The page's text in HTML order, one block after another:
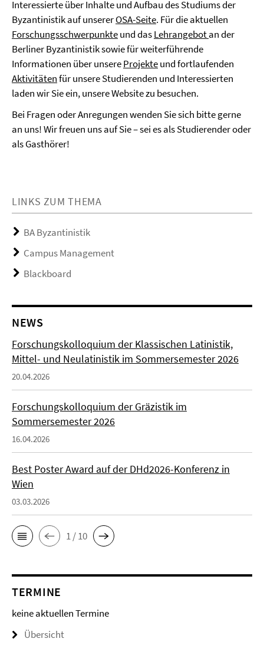
Interessierte über Inhalte und Aufbau des Studiums der
Byzantinistik auf unsererOSA-Seite. Für die aktuellen
Forschungsschwerpunkteund dasLehrangebotan der
Berliner Byzantinistik sowie für weiterführende
Informationen über unsereProjekteund fortlaufenden
Aktivitätenfür unsere Studierenden und Interessierten
laden wir Sie ein, unsere Website zu besuchen.
Bei Fragen oder Anregungen wenden Sie sich bitte gerne
an uns! Wir freuen uns auf Sie – sei es als Studierender oder
als Gasthörer!
LINKS ZUM THEMA
BA Byzantinistik
Campus Management
Blackboard
NEWS
Forschungskolloquium der Klassischen Latinistik,
Mittel- und Neulatinistik im Sommersemester 2026
20.04.2026
Forschungskolloquium der Gräzistik im
Sommersemester 2026
16.04.2026
Best Poster Award auf der DHd2026-Konferenz in
Wien
03.03.2026
1 / 10
TERMINE
keine aktuellen Termine
Übersicht